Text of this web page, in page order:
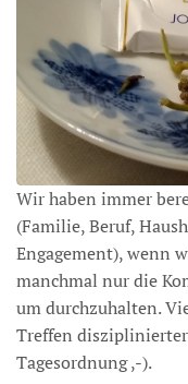
Wir haben immer
(Familie, Beruf,
Engagement), wenn
manchmal nur die
um durchzuhalten.
Treffen
Tagesordnung ,-).